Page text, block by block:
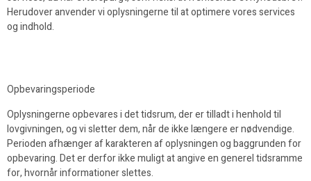
Herudover anvender vi oplysningerne til at optimere vores services
og indhold.
Opbevaringsperiode
Oplysningerne opbevares i det tidsrum, der er tilladt i henhold til
lovgivningen, og vi sletter dem, når de ikke længere er nødvendige.
Perioden afhænger af karakteren af oplysningen og baggrunden for
opbevaring. Det er derfor ikke muligt at angive en generel tidsramme
for, hvornår informationer slettes.